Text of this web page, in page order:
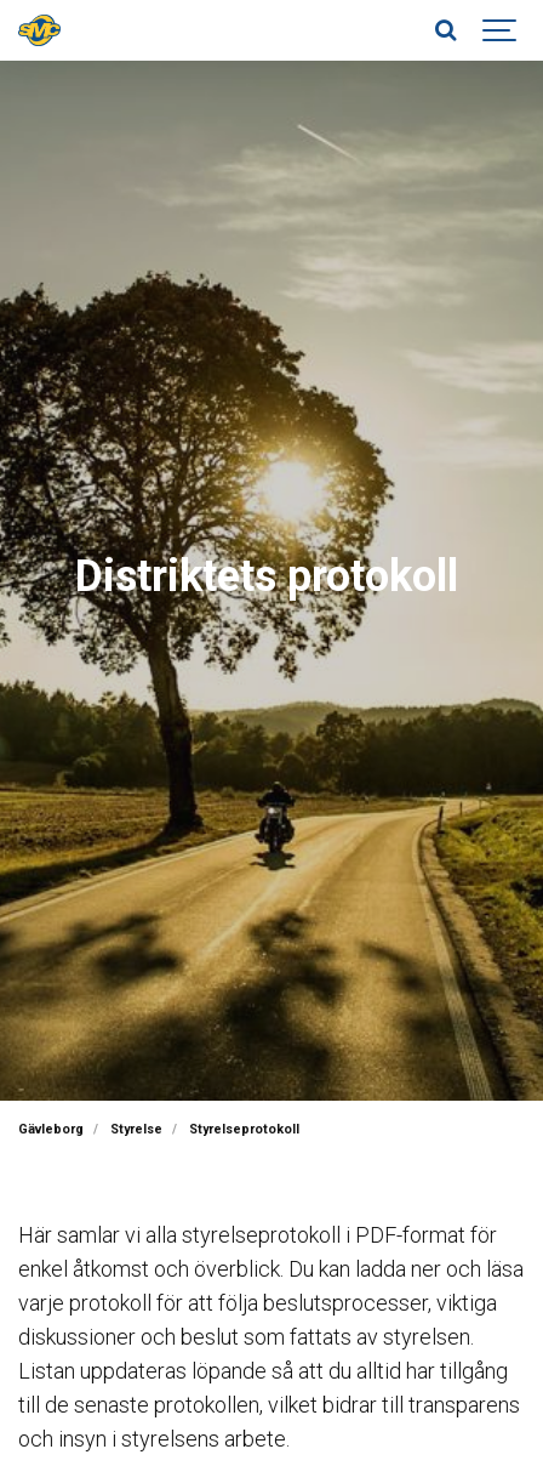
Distriktets protokoll
Gävleborg Styrelse Styrelseprotokoll
Här samlar vi alla styrelseprotokoll i PDF-format för
enkel åtkomst och överblick. Du kan ladda ner och läsa
varje protokoll för att följa beslutsprocesser, viktiga
diskussioner och beslut som fattats av styrelsen.
Listan uppdateras löpande så att du alltid har tillgång
till de senaste protokollen, vilket bidrar till transparens
och insyn i styrelsens arbete.